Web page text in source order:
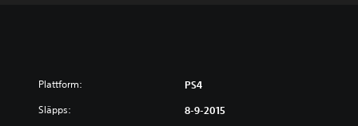
Plattform: PS4
Släpps: 8-9-2015